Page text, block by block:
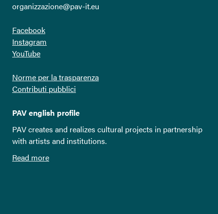
organizzazione@pav-it.eu
Facebook
Instagram
YouTube
Norme per la trasparenza
Contributi pubblici
PAV english profile
PAV creates and realizes cultural projects in partnership
with artists and institutions.
Read more